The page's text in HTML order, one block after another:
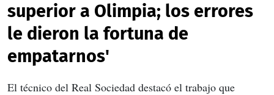
superior a Olimpia; los errores
le dieron la fortuna de
empatarnos'
El técnico del Real Sociedad destacó el trabajo que